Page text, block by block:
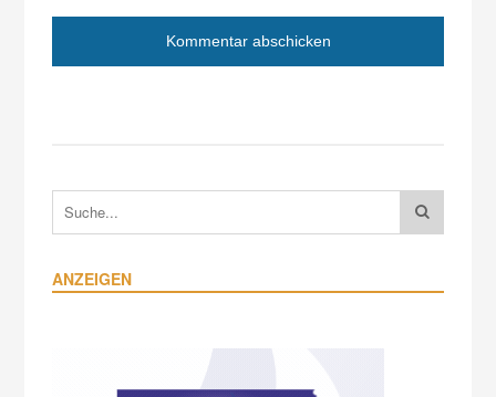
ANZEIGEN